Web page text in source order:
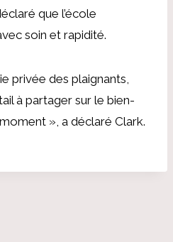
que l’école
soin et rapidité.
privée des plaignants,
à partager sur le bien-
», a déclaré Clark.